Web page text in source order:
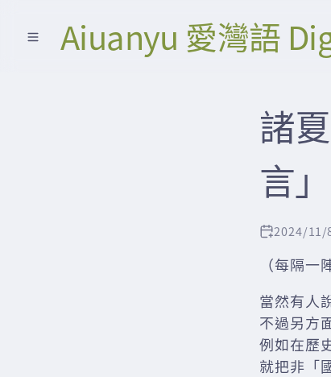
Aiuanyu 愛灣語
諸
言」
2024/11/
（每隔一
當然有人
不過另方
例如在歷
就把非「